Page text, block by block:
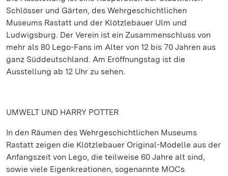
Schlösser und Gärten, des Wehrgeschichtlichen
Museums Rastatt und der Klötzlebauer Ulm und
Ludwigsburg. Der Verein ist ein Zusammenschluss von
mehr als 80 Lego-Fans im Alter von 12 bis 70 Jahren aus
ganz Süddeutschland. Am Eröffnungstag ist die
Ausstellung ab 12 Uhr zu sehen.
UMWELT UND HARRY POTTER
In den Räumen des Wehrgeschichtlichen Museums
Rastatt zeigen die Klötzlebauer Original-Modelle aus der
Anfangszeit von Lego, die teilweise 60 Jahre alt sind,
sowie viele Eigenkreationen, sogenannte MOCs